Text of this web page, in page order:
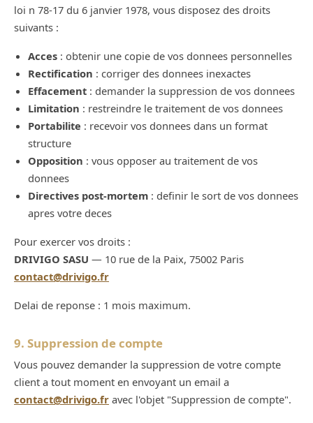
loi n 78-17 du 6 janvier 1978, vous disposez des droits
suivants :
Acces : obtenir une copie de vos donnees personnelles
Rectification : corriger des donnees inexactes
Effacement : demander la suppression de vos donnees
Limitation : restreindre le traitement de vos donnees
Portabilite : recevoir vos donnees dans un format
structure
Opposition : vous opposer au traitement de vos
donnees
Directives post-mortem : definir le sort de vos donnees
apres votre deces
Pour exercer vos droits :
DRIVIGO SASU — 10 rue de la Paix, 75002 Paris
contact@drivigo.fr
Delai de reponse : 1 mois maximum.
9. Suppression de compte
Vous pouvez demander la suppression de votre compte
client a tout moment en envoyant un email a
contact@drivigo.fr avec l'objet "Suppression de compte".